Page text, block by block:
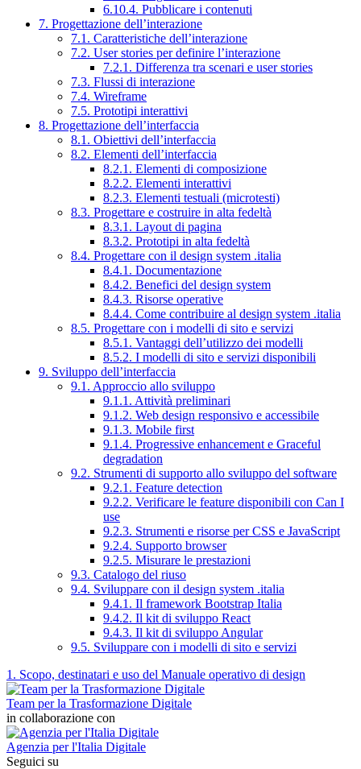
6.10.4. Pubblicare i contenuti
7. Progettazione dell’interazione
7.1. Caratteristiche dell’interazione
7.2. User stories per definire l’interazione
7.2.1. Differenza tra scenari e user stories
7.3. Flussi di interazione
7.4. Wireframe
7.5. Prototipi interattivi
8. Progettazione dell’interfaccia
8.1. Obiettivi dell’interfaccia
8.2. Elementi dell’interfaccia
8.2.1. Elementi di composizione
8.2.2. Elementi interattivi
8.2.3. Elementi testuali (microtesti)
8.3. Progettare e costruire in alta fedeltà
8.3.1. Layout di pagina
8.3.2. Prototipi in alta fedeltà
8.4. Progettare con il design system .italia
8.4.1. Documentazione
8.4.2. Benefici del design system
8.4.3. Risorse operative
8.4.4. Come contribuire al design system .italia
8.5. Progettare con i modelli di sito e servizi
8.5.1. Vantaggi dell’utilizzo dei modelli
8.5.2. I modelli di sito e servizi disponibili
9. Sviluppo dell’interfaccia
9.1. Approccio allo sviluppo
9.1.1. Attività preliminari
9.1.2. Web design responsivo e accessibile
9.1.3. Mobile first
9.1.4. Progressive enhancement e Graceful
degradation
9.2. Strumenti di supporto allo sviluppo del software
9.2.1. Feature detection
9.2.2. Verificare le feature disponibili con Can I
use
9.2.3. Strumenti e risorse per CSS e JavaScript
9.2.4. Supporto browser
9.2.5. Misurare le prestazioni
9.3. Catalogo del riuso
9.4. Sviluppare con il design system .italia
9.4.1. Il framework Bootstrap Italia
9.4.2. Il kit di sviluppo React
9.4.3. Il kit di sviluppo Angular
9.5. Sviluppare con i modelli di sito e servizi
1. Scopo, destinatari e uso del Manuale operativo di design
Team per la Trasformazione Digitale
in collaborazione con
Agenzia per l'Italia Digitale
Seguici su